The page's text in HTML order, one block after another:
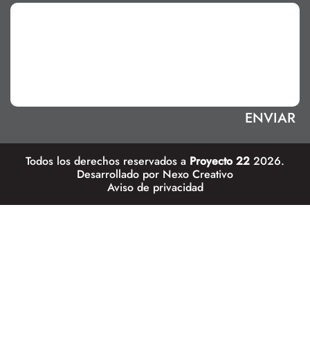
Todos los derechos reservados a Proyecto 22 2026.
Desarrollado por Nexo Creativo
Aviso de privacidad